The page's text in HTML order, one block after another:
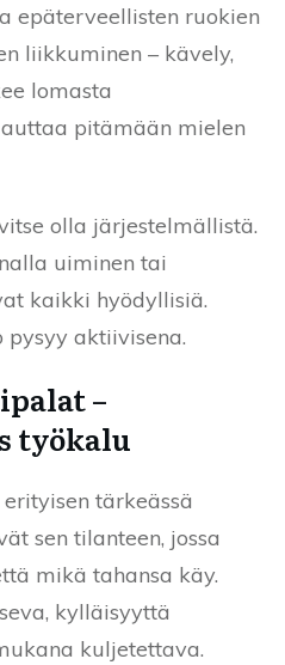
epäterveellisten ruokien
liikkuminen – kävely,
lomasta
pitämään mielen
olla järjestelmällistä.
uiminen tai
kaikki hyödyllisiä.
pysyy aktiivisena.
–
työkalu
tärkeässä
sen tilanteen, jossa
mikä tahansa käy.
kylläisyyttä
kuljetettava.